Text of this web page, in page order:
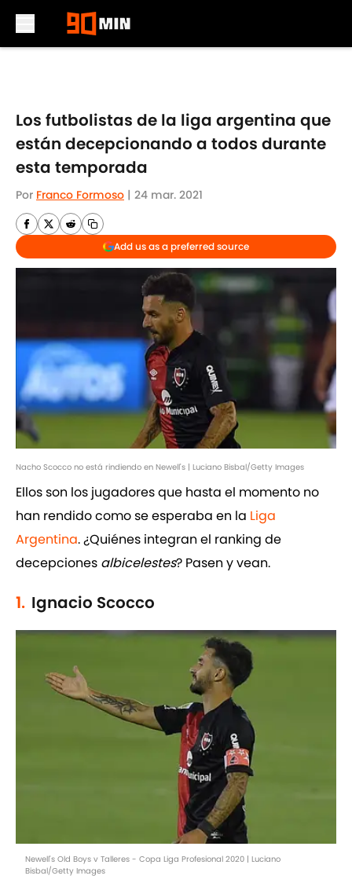
Los futbolistas de la liga argentina que
están decepcionando a todos durante
esta temporada
Por Franco Formoso | 24 mar. 2021
Add us as a preferred source
Nacho Scocco no está rindiendo en Newell's | Luciano Bisbal/Getty Images
Ellos son los jugadores que hasta el momento no
han rendido como se esperaba en la Liga
Argentina. ¿Quiénes integran el ranking de
decepciones albicelestes? Pasen y vean.
1. Ignacio Scocco
Newell's Old Boys v Talleres - Copa Liga Profesional 2020 | Luciano
Bisbal/Getty Images